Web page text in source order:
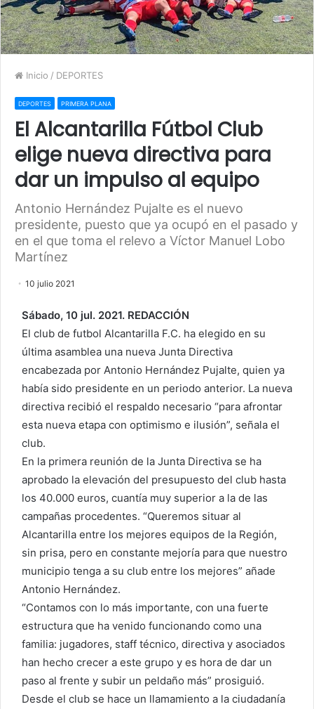
Inicio / DEPORTES
DEPORTES PRIMERA PLANA
El Alcantarilla Fútbol Club
elige nueva directiva para
dar un impulso al equipo
Antonio Hernández Pujalte es el nuevo
presidente, puesto que ya ocupó en el pasado y
en el que toma el relevo a Víctor Manuel Lobo
Martínez
10 julio 2021
Sábado, 10 jul. 2021. REDACCIÓN
El club de futbol Alcantarilla F.C. ha elegido en su
última asamblea una nueva Junta Directiva
encabezada por Antonio Hernández Pujalte, quien ya
había sido presidente en un periodo anterior. La nueva
directiva recibió el respaldo necesario “para afrontar
esta nueva etapa con optimismo e ilusión”, señala el
club.
En la primera reunión de la Junta Directiva se ha
aprobado la elevación del presupuesto del club hasta
los 40.000 euros, cuantía muy superior a la de las
campañas procedentes. “Queremos situar al
Alcantarilla entre los mejores equipos de la Región,
sin prisa, pero en constante mejoría para que nuestro
municipio tenga a su club entre los mejores” añade
Antonio Hernández.
“Contamos con lo más importante, con una fuerte
estructura que ha venido funcionando como una
familia: jugadores, staff técnico, directiva y asociados
han hecho crecer a este grupo y es hora de dar un
paso al frente y subir un peldaño más” prosiguió.
Desde el club se hace un llamamiento a la ciudadanía